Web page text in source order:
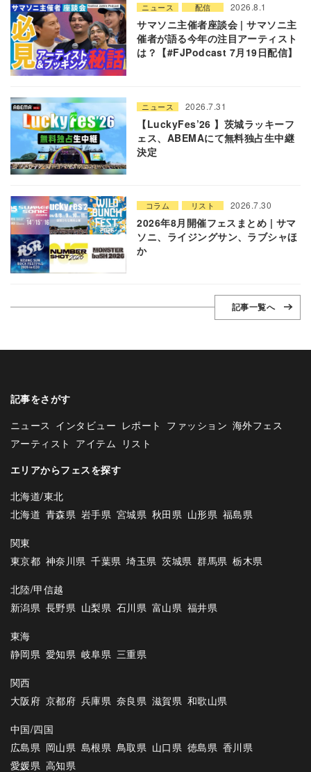
ニュース 配信 2026.8.1
サマソニ主催者座談会 | サマソニ主
催者が語る今年の注目アーティスト
は？【#FJPodcast 7月19日配信】
ニュース 2026.7.31
【LuckyFes’26 】茨城ラッキーフ
ェス、ABEMAにて無料独占生中継
決定
コラム リスト 2026.7.30
2026年8月開催フェスまとめ | サマ
ソニ、ライジングサン、ラブシャほ
か
記事一覧へ
記事をさがす
ニュース インタビュー レポート ファッション 海外フェス
アーティスト アイテム
リスト
エリアからフェスを探す
北海道/東北
北海道 青森県 岩手県 宮城県 秋田県 山形県 福島県
関東
東京都 神奈川県 千葉県 埼玉県 茨城県 群馬県 栃木県
北陸/甲信越
新潟県 長野県 山梨県 石川県 富山県 福井県
東海
静岡県 愛知県 岐阜県 三重県
関西
大阪府 京都府 兵庫県 奈良県 滋賀県 和歌山県
中国/四国
広島県 岡山県 島根県 鳥取県 山口県 徳島県 香川県
愛媛県 高知県